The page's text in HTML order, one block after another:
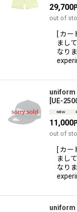
29,700
out of
[ カー
まし
なり
uniform
UE-
11,000
out of
[ カー
まし
なり
uniform